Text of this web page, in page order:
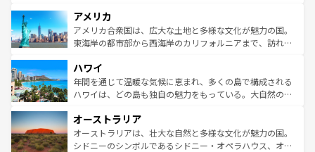
ンツ一覧を参照してほしい。
の建物がそのまま残る町や、スイスならではのユニークな
博物館もあり、アルプス観光だけでなく町歩きも満喫する
ことができる。国民の所得が高いため物価も高いが、旅行
ば市内交通費無料で観光を楽しむこともできる。 なお、新
着のスイス情報はコンテンツ一覧 を参照してほしい。
アメリカ
アメリカ合衆国は、広大な土地と多様な文化が魅力の国。
東海岸の都市部から西海岸のカリフォルニアまで、訪れる
のような巨大都市は、観光、ショッピング、エンターテイ
ンメントが詰まった刺激的なスポットだ。一方、アメリカ
西部には大自然が広がり、グランドキャニオンやイエロー
部のニューオーリンズでは、音楽と美食が融合した独特の
文化が魅力。旅行者はアメリカの各地域で異なる魅力を楽
しみながら、その多様性と豊かな歴史を感じることができ
ハワイ
年間を通じて温暖な気候に恵まれ、多くの島で構成される
ハワイは、どの島も独自の魅力をもっている。大自然の神
ワイ島は見逃せない。また、定番の観光地といえばオアフ
島だが、静かな自然を求めるならマウイ島やカウアイ島が
おすすめ。エメラルドグリーンに輝く海をはじめ、豊かな
オーストラリア
オーストラリアは、壮大な自然と多様な文化が魅力の国。
シドニーのシンボルであるシドニー・オペラハウス、オー